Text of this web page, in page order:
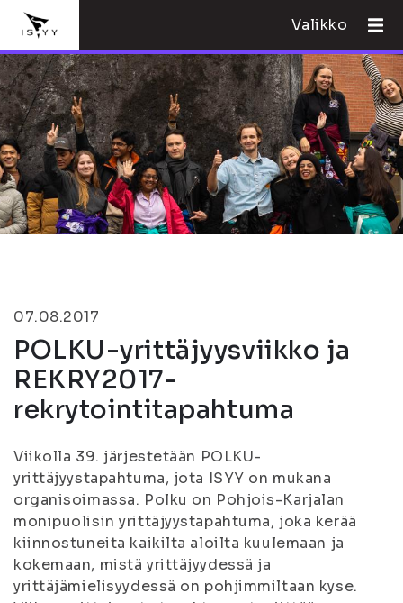
Valikko
07.08.2017
POLKU-yrittäjyysviikko ja
REKRY2017-
rekrytointitapahtuma
Viikolla 39. järjestetään POLKU-
yrittäjyystapahtuma, jota ISYY on mukana
organisoimassa. Polku on Pohjois-Karjalan
monipuolisin yrittäjyystapahtuma, joka kerää
kiinnostuneita kaikilta aloilta kuulemaan ja
kokemaan, mistä yrittäjyydessä ja
yrittäjämielisyydessä on pohjimmiltaan kyse.